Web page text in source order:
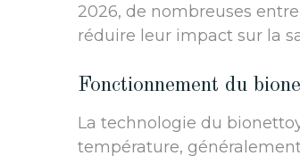
2026, de nombreuses
réduire leur impact sur la
Fonctionnement du
La technologie du
température, généralement